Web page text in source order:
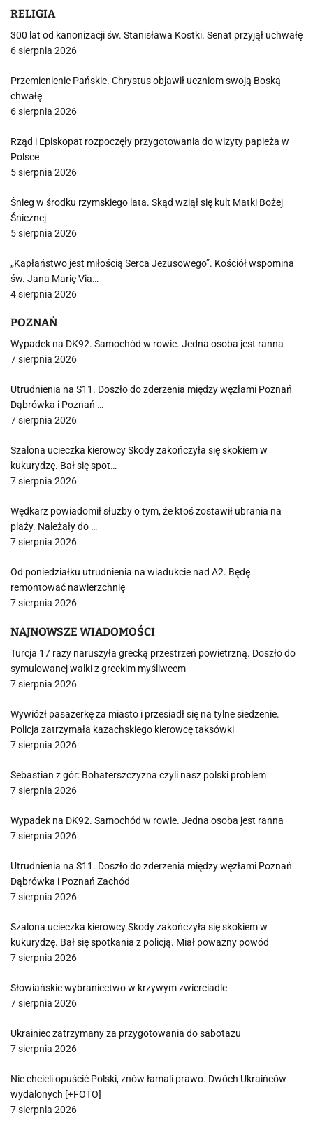
RELIGIA
300 lat od kanonizacji św. Stanisława Kostki. Senat przyjął uchwałę
6 sierpnia 2026
Przemienienie Pańskie. Chrystus objawił uczniom swoją Boską
chwałę
6 sierpnia 2026
Rząd i Episkopat rozpoczęły przygotowania do wizyty papieża w
Polsce
5 sierpnia 2026
Śnieg w środku rzymskiego lata. Skąd wziął się kult Matki Bożej
Śnieżnej
5 sierpnia 2026
„Kapłaństwo jest miłością Serca Jezusowego”. Kościół wspomina
św. Jana Marię Via…
4 sierpnia 2026
POZNAŃ
Wypadek na DK92. Samochód w rowie. Jedna osoba jest ranna
7 sierpnia 2026
Utrudnienia na S11. Doszło do zderzenia między węzłami Poznań
Dąbrówka i Poznań …
7 sierpnia 2026
Szalona ucieczka kierowcy Skody zakończyła się skokiem w
kukurydzę. Bał się spot…
7 sierpnia 2026
Wędkarz powiadomił służby o tym, że ktoś zostawił ubrania na
plaży. Należały do …
7 sierpnia 2026
Od poniedziałku utrudnienia na wiadukcie nad A2. Będę
remontować nawierzchnię
7 sierpnia 2026
NAJNOWSZE WIADOMOŚCI
Turcja 17 razy naruszyła grecką przestrzeń powietrzną. Doszło do
symulowanej walki z greckim myśliwcem
7 sierpnia 2026
Wywiózł pasażerkę za miasto i przesiadł się na tylne siedzenie.
Policja zatrzymała kazachskiego kierowcę taksówki
7 sierpnia 2026
Sebastian z gór: Bohaterszczyzna czyli nasz polski problem
7 sierpnia 2026
Wypadek na DK92. Samochód w rowie. Jedna osoba jest ranna
7 sierpnia 2026
Utrudnienia na S11. Doszło do zderzenia między węzłami Poznań
Dąbrówka i Poznań Zachód
7 sierpnia 2026
Szalona ucieczka kierowcy Skody zakończyła się skokiem w
kukurydzę. Bał się spotkania z policją. Miał poważny powód
7 sierpnia 2026
Słowiańskie wybraniectwo w krzywym zwierciadle
7 sierpnia 2026
Ukrainiec zatrzymany za przygotowania do sabotażu
7 sierpnia 2026
Nie chcieli opuścić Polski, znów łamali prawo. Dwóch Ukraińców
wydalonych [+FOTO]
7 sierpnia 2026